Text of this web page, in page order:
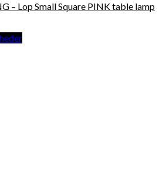
– Lop Small Square PINK table lamp